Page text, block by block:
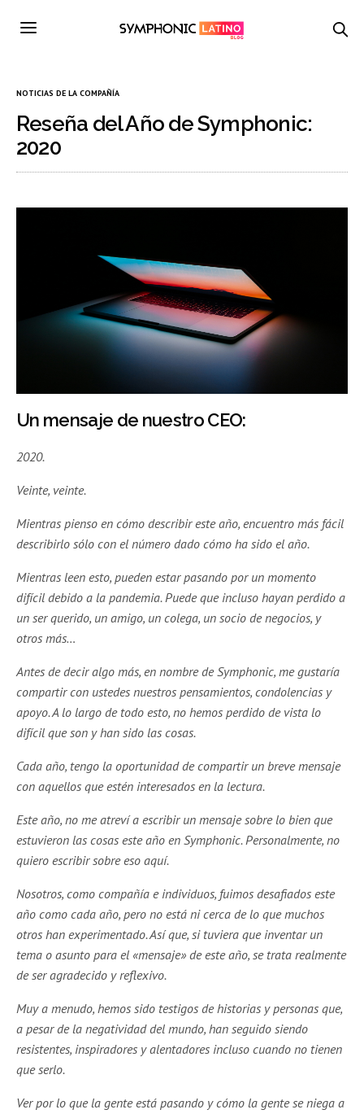
NOTICIAS DE LA COMPAÑÍA
Reseña del Año de Symphonic:
2020
Un mensaje de nuestro CEO:
2020.
Veinte, veinte.
Mientras pienso en cómo describir este año, encuentro más fácil
describirlo sólo con el número dado cómo ha sido el año.
Mientras leen esto, pueden estar pasando por un momento
difícil debido a la pandemia. Puede que incluso hayan perdido a
un ser querido, un amigo, un colega, un socio de negocios, y
otros más…
Antes de decir algo más, en nombre de Symphonic, me gustaría
compartir con ustedes nuestros pensamientos, condolencias y
apoyo. A lo largo de todo esto, no hemos perdido de vista lo
difícil que son y han sido las cosas.
Cada año, tengo la oportunidad de compartir un breve mensaje
con aquellos que estén interesados en la lectura.
Este año, no me atreví a escribir un mensaje sobre lo bien que
estuvieron las cosas este año en Symphonic. Personalmente, no
quiero escribir sobre eso aquí.
Nosotros, como compañía e individuos, fuimos desafiados este
año como cada año, pero no está ni cerca de lo que muchos
otros han experimentado. Así que, si tuviera que inventar un
tema o asunto para el «mensaje» de este año, se trata realmente
de ser agradecido y reflexivo.
Muy a menudo, hemos sido testigos de historias y personas que,
a pesar de la negatividad del mundo, han seguido siendo
resistentes, inspiradores y alentadores incluso cuando no tienen
que serlo.
Ver por lo que la gente está pasando y cómo la gente se niega a